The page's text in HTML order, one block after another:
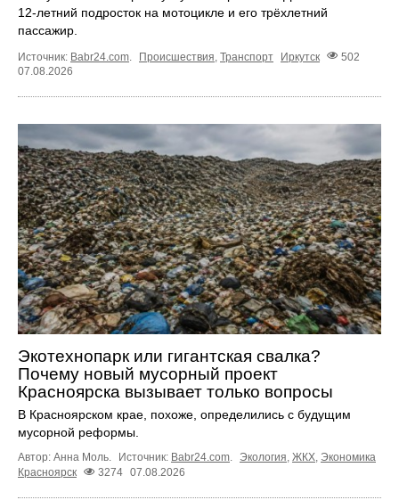
12‑летний подросток на мотоцикле и его трёхлетний
пассажир.
Источник: Babr24.com Происшествия Транспорт Иркутск
502
07.08.2026
Экотехнопарк или гигантская свалка?
Почему новый мусорный проект
Красноярска вызывает только вопросы
В Красноярском крае, похоже, определились с будущим
мусорной реформы.
Автор: Анна Моль. Источник: Babr24.com. Экология, ЖКХ, Экономика
Красноярск
3274 07.08.2026